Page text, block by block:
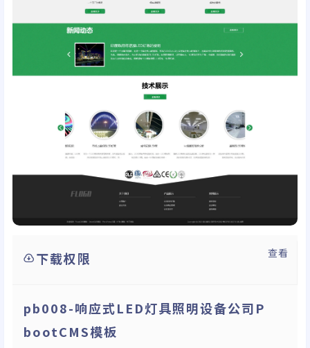
下载权限 查看
pb008-响应式LED灯具照明设备公司P
bootCMS模板